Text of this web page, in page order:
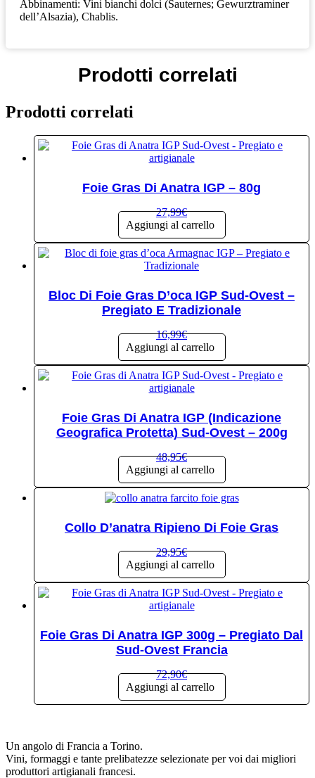
Abbinamenti: Vini bianchi dolci (Sauternes; Gewurztraminer
dell’Alsazia), Chablis.
Prodotti correlati
Prodotti correlati
Foie Gras Di Anatra IGP – 80g
27,99€
Aggiungi al carrello
Bloc Di Foie Gras D’oca IGP Sud-Ovest –
Pregiato E Tradizionale
16,99€
Aggiungi al carrello
Foie Gras Di Anatra IGP (Indicazione
Geografica Protetta) Sud-Ovest – 200g
48,95€
Aggiungi al carrello
Collo D’anatra Ripieno Di Foie Gras
29,95€
Aggiungi al carrello
Foie Gras Di Anatra IGP 300g – Pregiato Dal
Sud-Ovest Francia
72,90€
Aggiungi al carrello
Un angolo di Francia a Torino.
Vini, formaggi e tante prelibatezze selezionate per voi dai migliori
produttori artigianali francesi.